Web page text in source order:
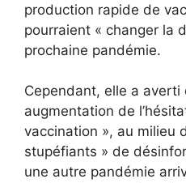
production rapide de
pourraient « changer la
prochaine pandémie.
Cependant, elle a averti
augmentation de
vaccination », au milieu
stupéfiants » de
une autre pandémie